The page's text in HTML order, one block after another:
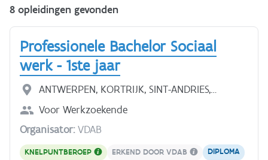
8 opleidingen gevonden
Professionele Bachelor Sociaal
werk - 1ste jaar
ANTWERPEN, KORTRIJK, SINT-ANDRIES,
BRUSSEL, GEEL, HASSELT, HEVERLEE, GENT
Voor Werkzoekende
Organisator:VDAB
KNELPUNTBEROEP ERKEND DOOR VDAB DIPLOMA